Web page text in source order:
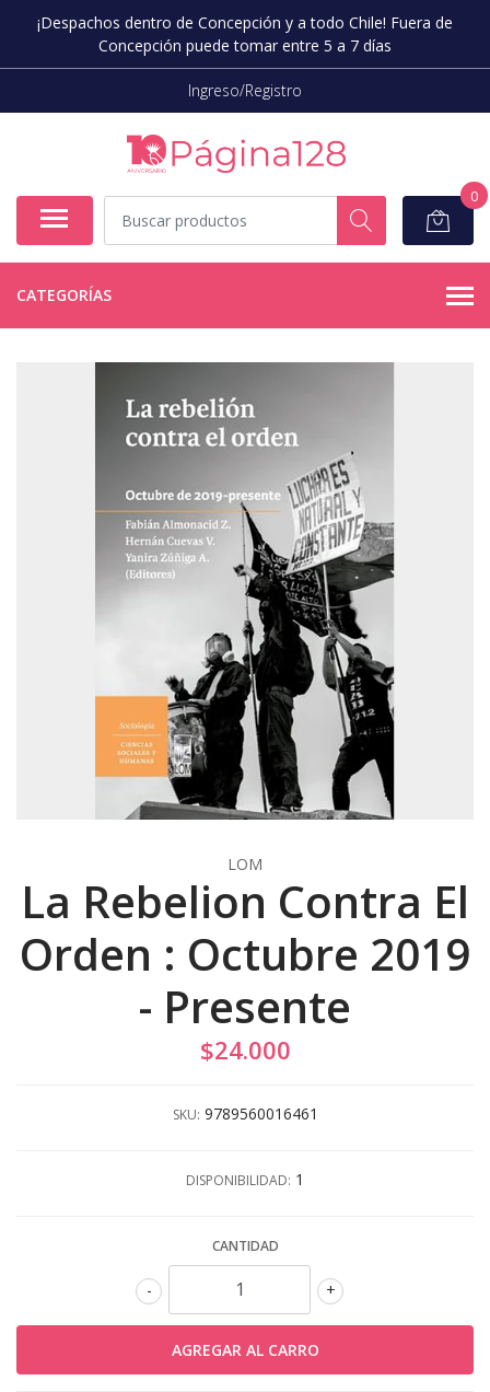
¡Despachos dentro de Concepción y a todo Chile! Fuera de
Concepción puede tomar entre 5 a 7 días
Ingreso/Registro
0
CATEGORÍAS
LOM
La Rebelion Contra El
Orden : Octubre 2019
- Presente
$24.000
SKU: 9789560016461
DISPONIBILIDAD: 1
CANTIDAD
+
-